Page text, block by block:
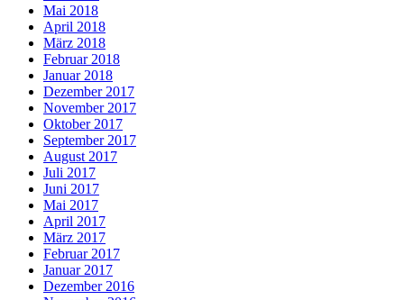
Mai 2018
April 2018
März 2018
Februar 2018
Januar 2018
Dezember 2017
November 2017
Oktober 2017
September 2017
August 2017
Juli 2017
Juni 2017
Mai 2017
April 2017
März 2017
Februar 2017
Januar 2017
Dezember 2016